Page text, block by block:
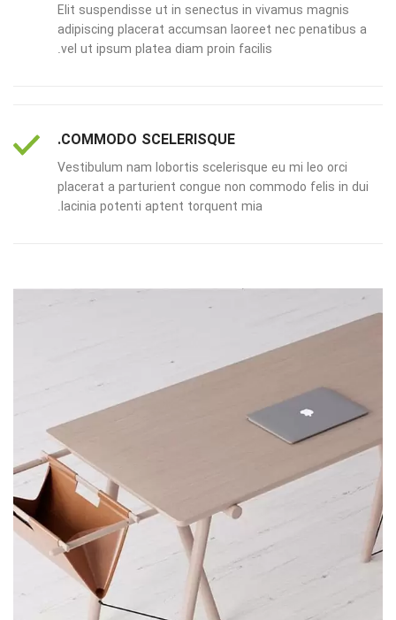
Elit suspendisse ut in senectus in vivamus magnis
adipiscing placerat accumsan laoreet nec penatibus a
vel ut ipsum platea diam proin facilis.
COMMODO SCELERISQUE.
Vestibulum nam lobortis scelerisque eu mi leo orci
placerat a parturient congue non commodo felis in dui
lacinia potenti aptent torquent mia.